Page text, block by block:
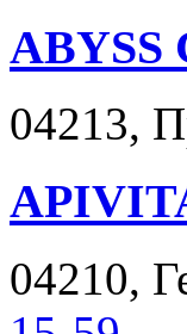
ABYSS
04213,
04210,